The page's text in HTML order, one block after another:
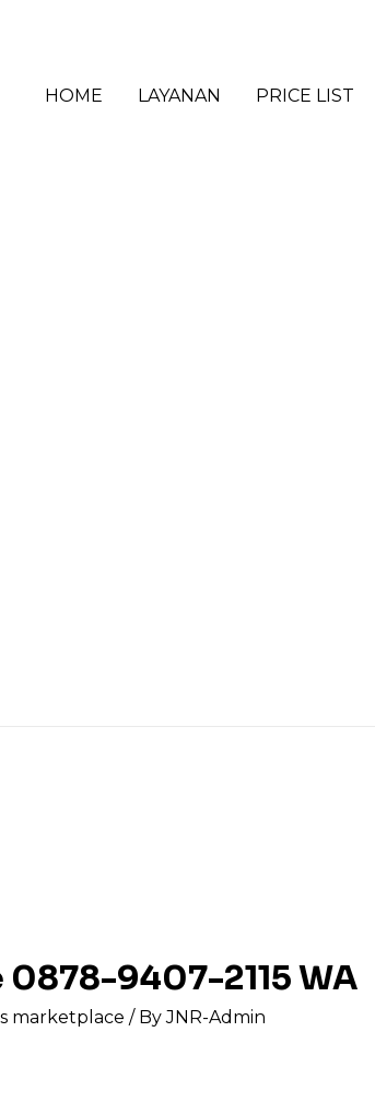
HOME LAYANAN PRICE LIST
9407-2115 WA
marketplace / ByJNR-Admin